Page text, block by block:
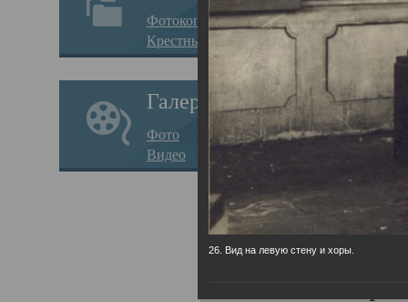
Фотокопии дел
Крестные ходы
Галерея
Фото
Видео
26. Вид на левую стену и хоры.